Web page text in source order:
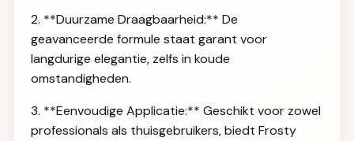
2. **Duurzame Draagbaarheid:** De
geavanceerde formule staat garant voor
langdurige elegantie, zelfs in koude
omstandigheden.
3. **Eenvoudige Applicatie:** Geschikt voor zowel
professionals als thuisgebruikers, biedt Frosty